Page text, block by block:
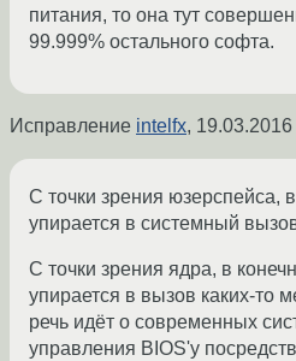
питания, то она тут
99.999% остального софта.
Исправление intelfx, 19.03.2016
С точки зрения юзерспейса,
упирается в системный
С точки зрения ядра, в
упирается в вызов каких-то
речь идёт о современных
управления BIOS'у